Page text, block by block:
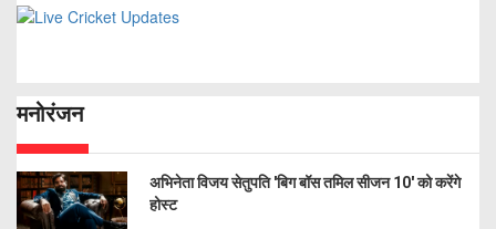
मनोरंजन
अभिनेता विजय सेतुपति 'बिग बॉस तमिल सीजन 10' को करेंगे
होस्ट